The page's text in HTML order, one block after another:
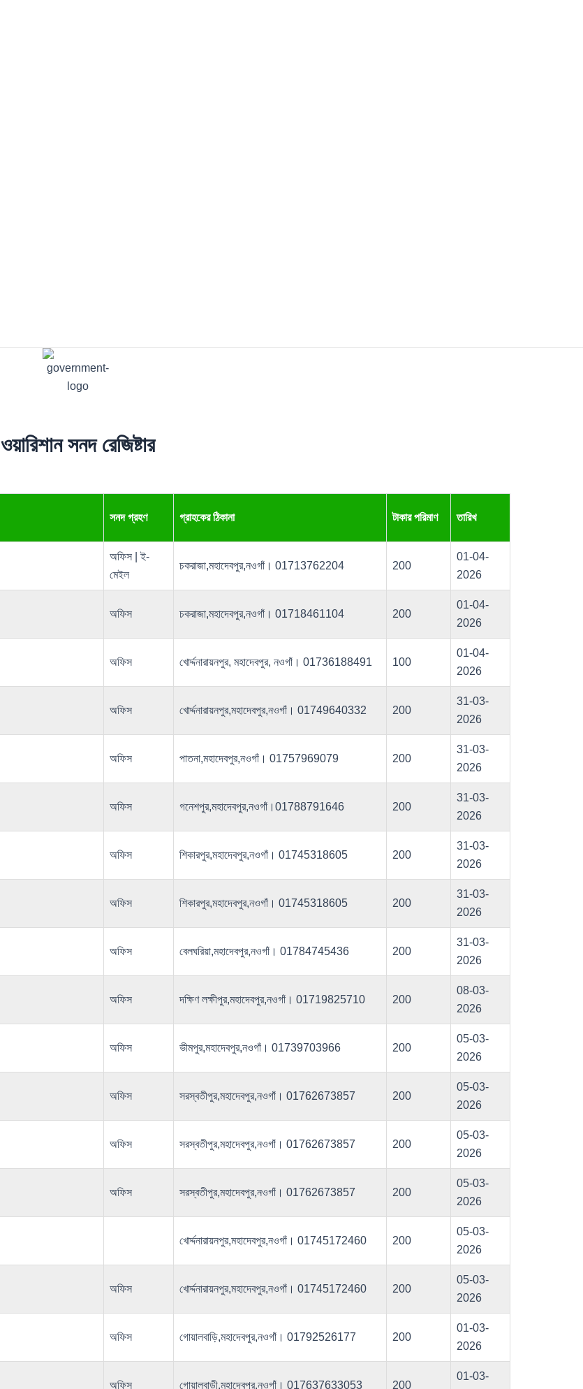
ওয়ারিশান সনদ রেজিষ্টার
সনদ গ্রহণ গ্রাহকের ঠিকানা টাকার পরিমাণ তারিখ
অফিস | ই-
মেইল
চকরাজা,মহাদেবপুর,নওগাঁ। 01713762204 200
01-04-
2026
অফিস চকরাজা,মহাদেবপুর,নওগাঁ। 01718461104 200
01-04-
2026
অফিস খোর্দ্দনারায়নপুর, মহাদেবপুর, নওগাঁ। 01736188491 100
01-04-
2026
অফিস খোর্দ্দনারায়নপুর,মহাদেবপুর,নওগাঁ। 01749640332 200
31-03-
2026
অফিস পাতনা,মহাদেবপুর,নওগাঁ। 01757969079 200
31-03-
2026
অফিস গনেশপুর,মহাদেবপুর,নওগাঁ।01788791646 200
31-03-
2026
অফিস শিকারপুর,মহাদেবপুর,নওগাঁ। 01745318605 200
31-03-
2026
অফিস শিকারপুর,মহাদেবপুর,নওগাঁ। 01745318605 200
31-03-
2026
অফিস বেলঘরিয়া,মহাদেবপুর,নওগাঁ। 01784745436 200
31-03-
2026
অফিস দক্ষিণ লক্ষীপুর,মহাদেবপুর,নওগাঁ। 01719825710 200
08-03-
2026
অফিস ভীমপুর,মহাদেবপুর,নওগাঁ। 01739703966 200
05-03-
2026
অফিস সরস্বতীপুর,মহাদেবপুর,নওগাঁ। 01762673857 200
05-03-
2026
অফিস সরস্বতীপুর,মহাদেবপুর,নওগাঁ। 01762673857 200
05-03-
2026
অফিস সরস্বতীপুর,মহাদেবপুর,নওগাঁ। 01762673857 200
05-03-
2026
খোর্দ্দনারায়নপুর,মহাদেবপুর,নওগাঁ। 01745172460 200
05-03-
2026
অফিস খোর্দ্দনারায়নপুর,মহাদেবপুর,নওগাঁ। 01745172460 200
05-03-
2026
অফিস গোয়ালবাড়ি,মহাদেবপুর,নওগাঁ। 01792526177 200
01-03-
2026
অফিস গোয়ালবাড়ী,মহাদেবপুর,নওগাঁ। 017637633053 200
01-03-